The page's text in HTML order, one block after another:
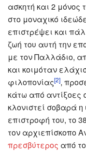
ασκητή και 2 μόνος
στο μοναχικό
επιστρέψει και
ζωή του αυτή την
με τον Παλλάδιο,
και κοιμόταν
φιλοπονίας[2],
κάτω από
κλονιστεί σοβαρά η
επιστροφή του, το
τον αρχιεπίσκοπο
πρεσβύτερος από